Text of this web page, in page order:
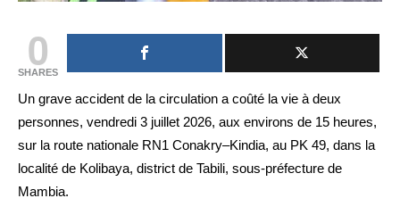
0
SHARES
Un grave accident de la circulation a coûté la vie à deux
personnes, vendredi 3 juillet 2026, aux environs de 15 heures,
sur la route nationale RN1 Conakry–Kindia, au PK 49, dans la
localité de Kolibaya, district de Tabili, sous-préfecture de
Mambia.